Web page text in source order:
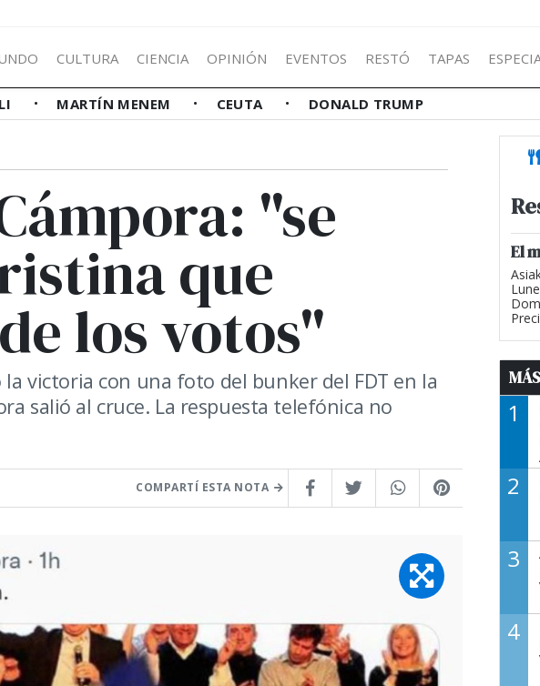
CULTURA CIENCIA OPINIÓN EVENTOS RESTÓ TAPAS
MARTÍN MENEM CEUTA DONALD TRUMP
"se
que
los votos"
la victoria con una foto del bunker del FDT en la
salió al cruce. La respuesta telefónica no
COMPARTÍ ESTA NOTA
El
1
2
3
4